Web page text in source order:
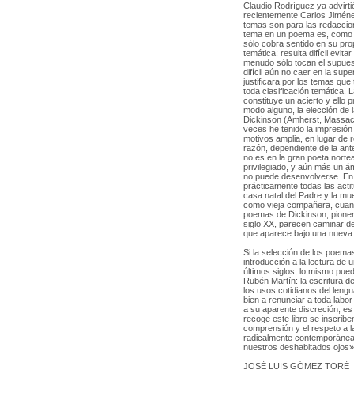
Claudio Rodríguez ya
recientemente Carlos
temas son para las
tema en un poema es,
sólo cobra sentido en su
temática: resulta difícil
menudo sólo tocan el
difícil aún no caer en la
justificara por los temas
toda clasificación temática.
constituye un acierto y ello
modo alguno, la elección de
Dickinson (Amherst,
veces he tenido la
motivos amplia, en lugar de
razón, dependiente de la
no es en la gran poeta
privilegiado, y aún más un
no puede desenvolverse.
prácticamente todas las
casa natal del Padre y la
como vieja compañera,
poemas de Dickinson,
siglo XX, parecen caminar
que aparece bajo una
Si la selección de los
introducción a la lectura de
últimos siglos, lo mismo
Rubén Martín: la escritura
los usos cotidianos del
bien a renunciar a toda
a su aparente discreción,
recoge este libro se
comprensión y el respeto a
radicalmente
nuestros deshabitados
JOSÉ LUIS GÓMEZ TORÉ